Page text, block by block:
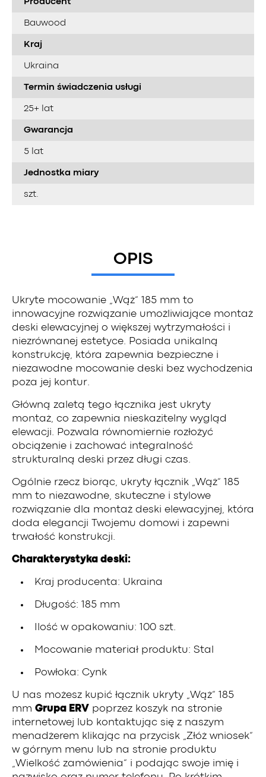
Bauwood
Kraj
Ukraina
Termin świadczenia usługi
25+ lat
Gwarancja
5 lat
Jednostka miary
szt.
OPIS
Ukryte mocowanie „Wąż” 185 mm to
innowacyjne rozwiązanie umożliwiające montaż
deski elewacyjnej o większej wytrzymałości i
niezrównanej estetyce. Posiada unikalną
konstrukcję, która zapewnia bezpieczne i
niezawodne mocowanie deski bez wychodzenia
poza jej kontur.
Główną zaletą tego łącznika jest ukryty
montaż, co zapewnia nieskazitelny wygląd
elewacji. Pozwala równomiernie rozłożyć
obciążenie i zachować integralność
strukturalną deski przez długi czas.
Ogólnie rzecz biorąc, ukryty łącznik „Wąż” 185
mm to niezawodne, skuteczne i stylowe
rozwiązanie dla montaż deski elewacyjnej, która
doda elegancji Twojemu domowi i zapewni
trwałość konstrukcji.
Charakterystyka deski:
Kraj producenta: Ukraina
Długość: 185 mm
Ilość w opakowaniu: 100 szt.
Mocowanie materiał produktu: Stal
Powłoka: Cynk
U nas możesz kupić łącznik ukryty „Wąż” 185
mm Grupa ERV poprzez koszyk na stronie
internetowej lub kontaktując się z naszym
menadżerem klikając na przycisk „Złóż wniosek”
w górnym menu lub na stronie produktu
„Wielkość zamówienia” i podając swoje imię i